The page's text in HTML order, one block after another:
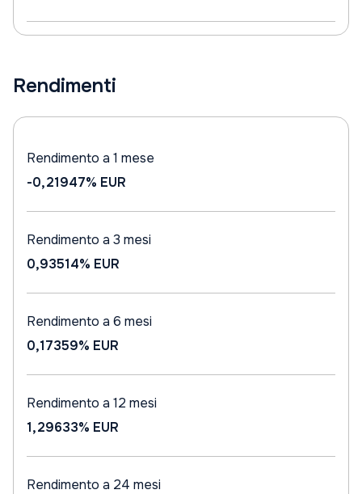
Rendimenti
Rendimento a 1 mese
-0,21947% EUR
Rendimento a 3 mesi
0,93514% EUR
Rendimento a 6 mesi
0,17359% EUR
Rendimento a 12 mesi
1,29633% EUR
Rendimento a 24 mesi